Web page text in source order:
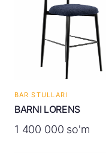
BAR STULLARI
BARNI LORENS
1 400 000 so'm